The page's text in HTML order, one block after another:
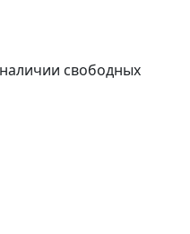
свободных